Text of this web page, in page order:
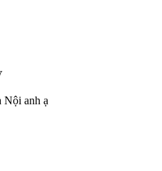
Nội anh ạ